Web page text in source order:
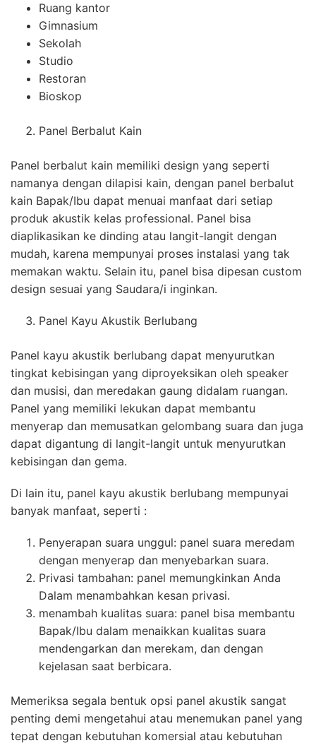
Ruang kantor
Gimnasium
Sekolah
Studio
Restoran
Bioskop
Panel Berbalut Kain
Panel berbalut kain memiliki design yang seperti
namanya dengan dilapisi kain, dengan panel berbalut
kain Bapak/Ibu dapat menuai manfaat dari setiap
produk akustik kelas professional. Panel bisa
diaplikasikan ke dinding atau langit-langit dengan
mudah, karena mempunyai proses instalasi yang tak
memakan waktu. Selain itu, panel bisa dipesan custom
design sesuai yang Saudara/i inginkan.
Panel Kayu Akustik Berlubang
Panel kayu akustik berlubang dapat menyurutkan
tingkat kebisingan yang diproyeksikan oleh speaker
dan musisi, dan meredakan gaung didalam ruangan.
Panel yang memiliki lekukan dapat membantu
menyerap dan memusatkan gelombang suara dan juga
dapat digantung di langit-langit untuk menyurutkan
kebisingan dan gema.
Di lain itu, panel kayu akustik berlubang mempunyai
banyak manfaat, seperti :
Penyerapan suara unggul: panel suara meredam
dengan menyerap dan menyebarkan suara.
Privasi tambahan: panel memungkinkan Anda
Dalam menambahkan kesan privasi.
menambah kualitas suara: panel bisa membantu
Bapak/Ibu dalam menaikkan kualitas suara
mendengarkan dan merekam, dan dengan
kejelasan saat berbicara.
Memeriksa segala bentuk opsi panel akustik sangat
penting demi mengetahui atau menemukan panel yang
tepat dengan kebutuhan komersial atau kebutuhan